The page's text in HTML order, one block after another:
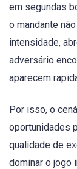
em segundas
o mandante
intensidade,
adversário
aparecem
Por isso, o
oportunidades
qualidade de
dominar o jogo